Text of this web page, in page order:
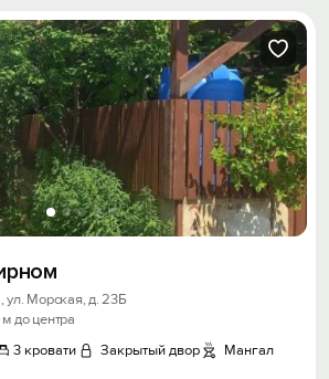
Морская, д. 23Б
до центра
3 кровати Закрытый двор Мангал